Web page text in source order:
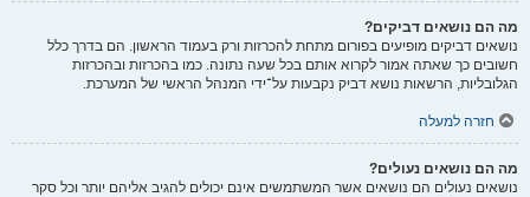
מה הם נושאים דביקים?
נושאים דביקים מופיעים בפורום מתחת להכרזות ורק בעמוד הראשון. הם בדרך כלל
חשובים כך שאתה אמור לקרוא אותם בכל שעה נתונה. כמו בהכרזות ובהכרזות
הגלובליות, הרשאות נושא דביק נקבעות על־ידי המנהל הראשי של המערכת.
חזרה למעלה
מה הם נושאים נעולים?
נושאים נעולים הם נושאים אשר המשתמשים אינם יכולים להגיב אליהם יותר וכל סקר